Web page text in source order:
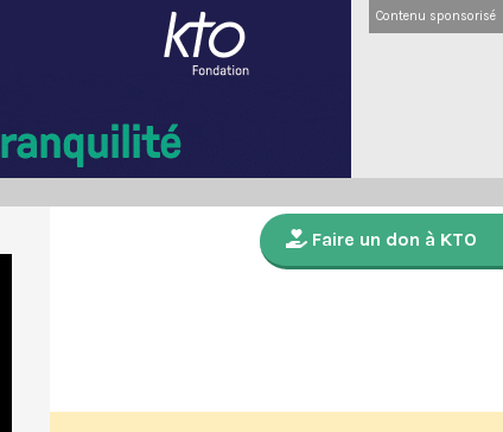
Contenu sponsorisé
Faire un don à KTO